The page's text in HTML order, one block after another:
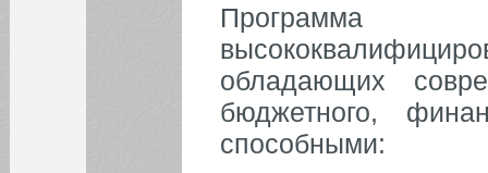
НОВОСТИ
преподаватели и
Программа
обладающих
бюджетного,
способными: